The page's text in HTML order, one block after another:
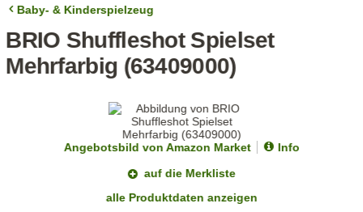
Baby- & Kinderspielzeug
BRIO Shuffleshot Spielset
Mehrfarbig (63409000)
Angebotsbild von Amazon Market
Info
auf die Merkliste
alle Produktdaten anzeigen